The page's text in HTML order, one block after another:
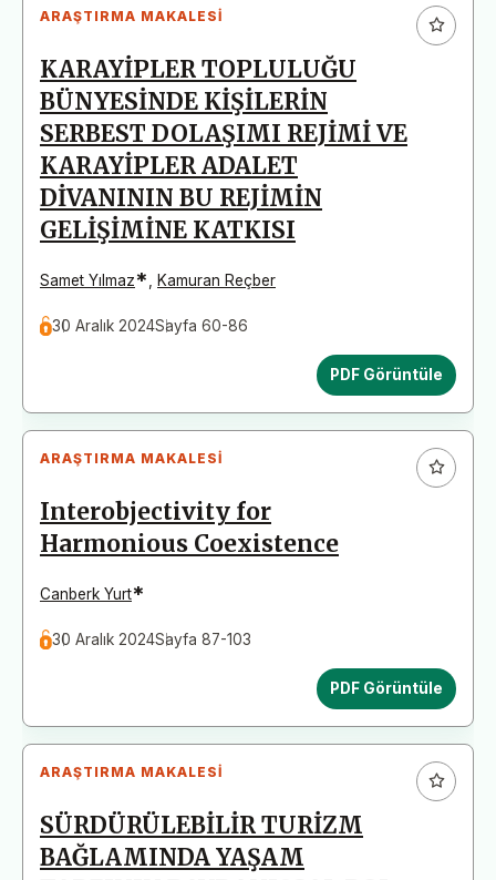
ARAŞTIRMA MAKALESI
KARAYİPLER TOPLULUĞU
BÜNYESİNDE KİŞİLERİN
SERBEST DOLAŞIMI REJİMİ VE
KARAYİPLER ADALET
DİVANININ BU REJİMİN
GELİŞİMİNE KATKISI
Samet Yılmaz* Kamuran Reçber
30 Aralık 2024Sayfa 60-86
PDF Görüntüle
ARAŞTIRMA MAKALESI
Interobjectivity for
Harmonious Coexistence
Canberk Yurt*
30 Aralık 2024Sayfa 87-103
PDF Görüntüle
ARAŞTIRMA MAKALESI
SÜRDÜRÜLEBİLİR TURİZM
BAĞLAMINDA YAŞAM